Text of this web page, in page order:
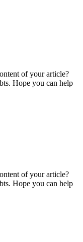
of your article?
Hope you can help
of your article?
Hope you can help